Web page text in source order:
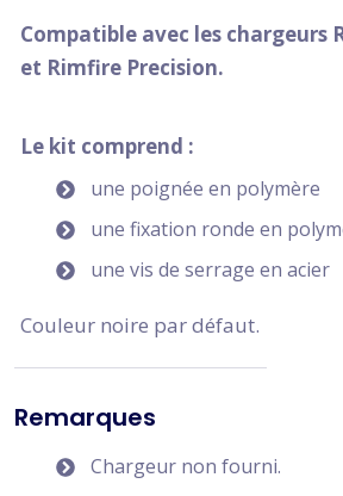
Compatible avec les chargeurs
et Rimfire Precision.
Le kit comprend :
une poignée en polymère
une fixation ronde en
une vis de serrage en acier
Couleur noire par défaut.
Remarques
Chargeur non fourni.